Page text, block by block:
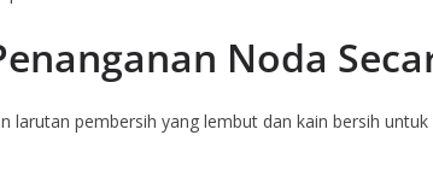
Noda
larutan pembersih yang lembut dan kain bersih